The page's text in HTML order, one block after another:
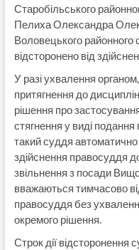
Старобільського
Пелиха Олександра
Воловецького районного
відсторонено від
У разі ухвалення
притягнення до
рішення про
стягнення у виді
такий суддя
здійснення правосуддя
звільнення з посади
вважаються тимчасово
правосуддя без
окремого рішення.
Строк дії відсторонення